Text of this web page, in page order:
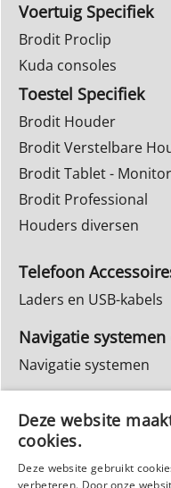
Voertuig Specifiek
Brodit Proclip
Kuda consoles
Toestel Specifiek
Brodit Houder
Brodit Verstelbare
Brodit Tablet -
Brodit Professional
Houders diversen
Telefoon
Laders en USB-kabels
Navigatie
Navigatie systemen
Info Webwinkel
Ruilen & Retourneren
Deze website
cookies.
Deze website gebruikt
verbeteren. Door onze